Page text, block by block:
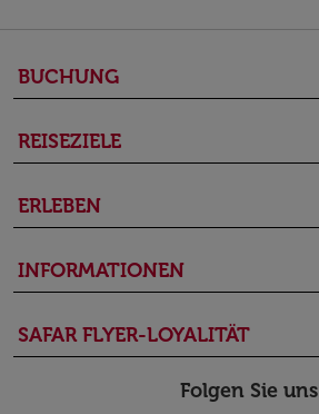
BUCHUNG
REISEZIELE
ERLEBEN
INFORMATIONEN
SAFAR FLYER-LOYALITÄT
Folgen Sie uns